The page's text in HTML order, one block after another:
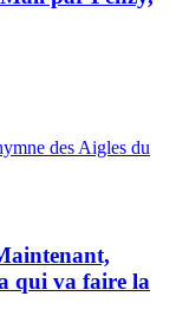
des Aigles du
qui va faire la